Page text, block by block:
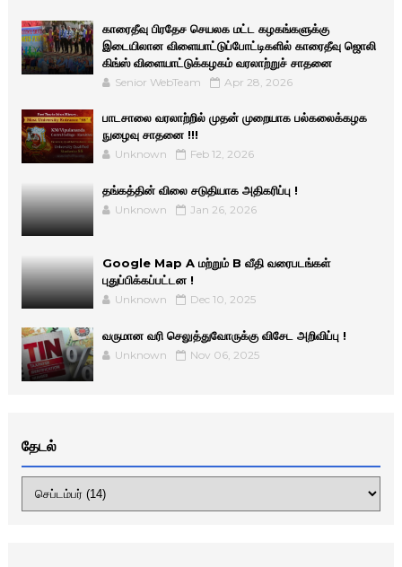
காரைதீவு பிரதேச செயலக மட்ட கழகங்களுக்கு
இடையிலான விளையாட்டுப்போட்டிகளில் காரைதீவு ஜொலி
கிங்ஸ் விளையாட்டுக்கழகம் வரலாற்றுச் சாதனை
Senior WebTeam Apr 28, 2026
பாடசாலை வரலாற்றில் முதன் முறையாக பல்கலைக்கழக
நுழைவு சாதனை !!!
Unknown Feb 12, 2026
தங்கத்தின் விலை சடுதியாக அதிகரிப்பு !
Unknown Jan 26, 2026
Google Map A மற்றும் B வீதி வரைபடங்கள்
புதுப்பிக்கப்பட்டன !
Unknown Dec 10, 2025
வருமான வரி செலுத்துவோருக்கு விசேட அறிவிப்பு !
Unknown Nov 06, 2025
தேடல்